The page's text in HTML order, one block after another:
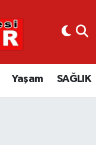
Yaşam SAĞLIK